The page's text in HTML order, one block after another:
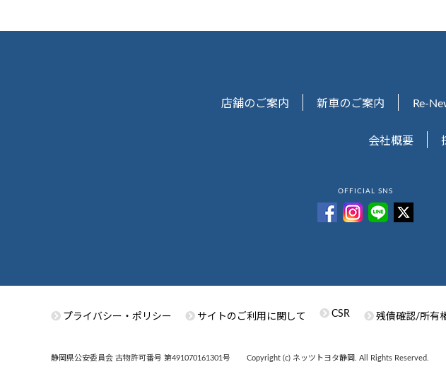
店舗のご案内 新車のご案内 Re-
会社概要
OFFICIAL SNS
プライバシー・ポリシー サイトのご利用に関して CSR 残債確認/所有
静岡県公安委員会 古物許可番号 第491070161301号 Copyright (c) ネッツトヨタ静岡. All Rights Reserved.